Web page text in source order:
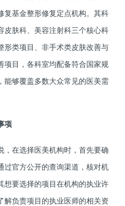
复基金整形修复定点机构。其科
皮肤科、美容注射科三个核心科
形类项目、非手术类皮肤改善与
项目，各科室均配备符合国家规
能够覆盖多数大众常见的医美需
项
，在选择医美机构时，首先要确
过官方公开的查询渠道，核对机
想要选择的项目在机构的执业许
解负责项目的执业医师的相关资